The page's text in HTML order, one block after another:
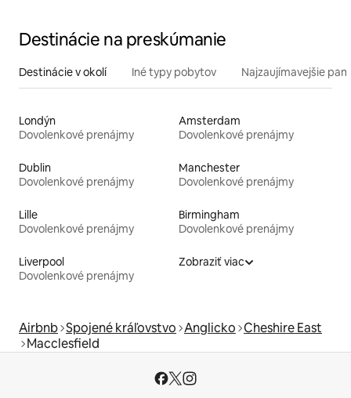
Destinácie na preskúmanie
Destinácie v okolí Iné typy pobytov Najzaujímavejšie
Londýn
Dovolenkové prenájmy
Amsterdam
Dovolenkové prenájmy
Dublin
Dovolenkové prenájmy
Manchester
Dovolenkové prenájmy
Lille
Dovolenkové prenájmy
Birmingham
Dovolenkové prenájmy
Liverpool
Dovolenkové prenájmy
Zobraziť viac
Airbnb Spojené kráľovstvo Anglicko Cheshire East
Macclesfield